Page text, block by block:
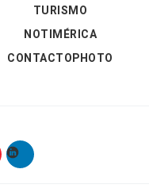
TURISMO
NOTIMÉRICA
CONTACTOPHOTO